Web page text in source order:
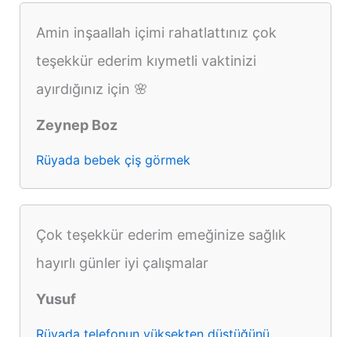
Amin inşaallah içimi rahatlattınız çok
teşekkür ederim kıymetli vaktinizi
ayırdığınız için 🌸
Zeynep Boz
Rüyada bebek çiş görmek
Çok teşekkür ederim emeğinize sağlık
hayırlı günler iyi çalışmalar
Yusuf